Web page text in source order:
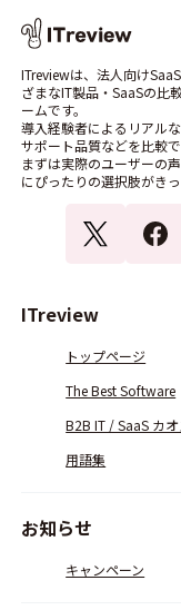
ITreviewは、法人向け
ざまなIT製品・SaaSの比
ームです。
導入経験者によるリアル
サポート品質などを比較で
まずは実際のユーザーの
にぴったりの選択肢がきっ
ITreview
トップページ
The Best Software
B2B IT / SaaS カ
用語集
お知らせ
キャンペーン